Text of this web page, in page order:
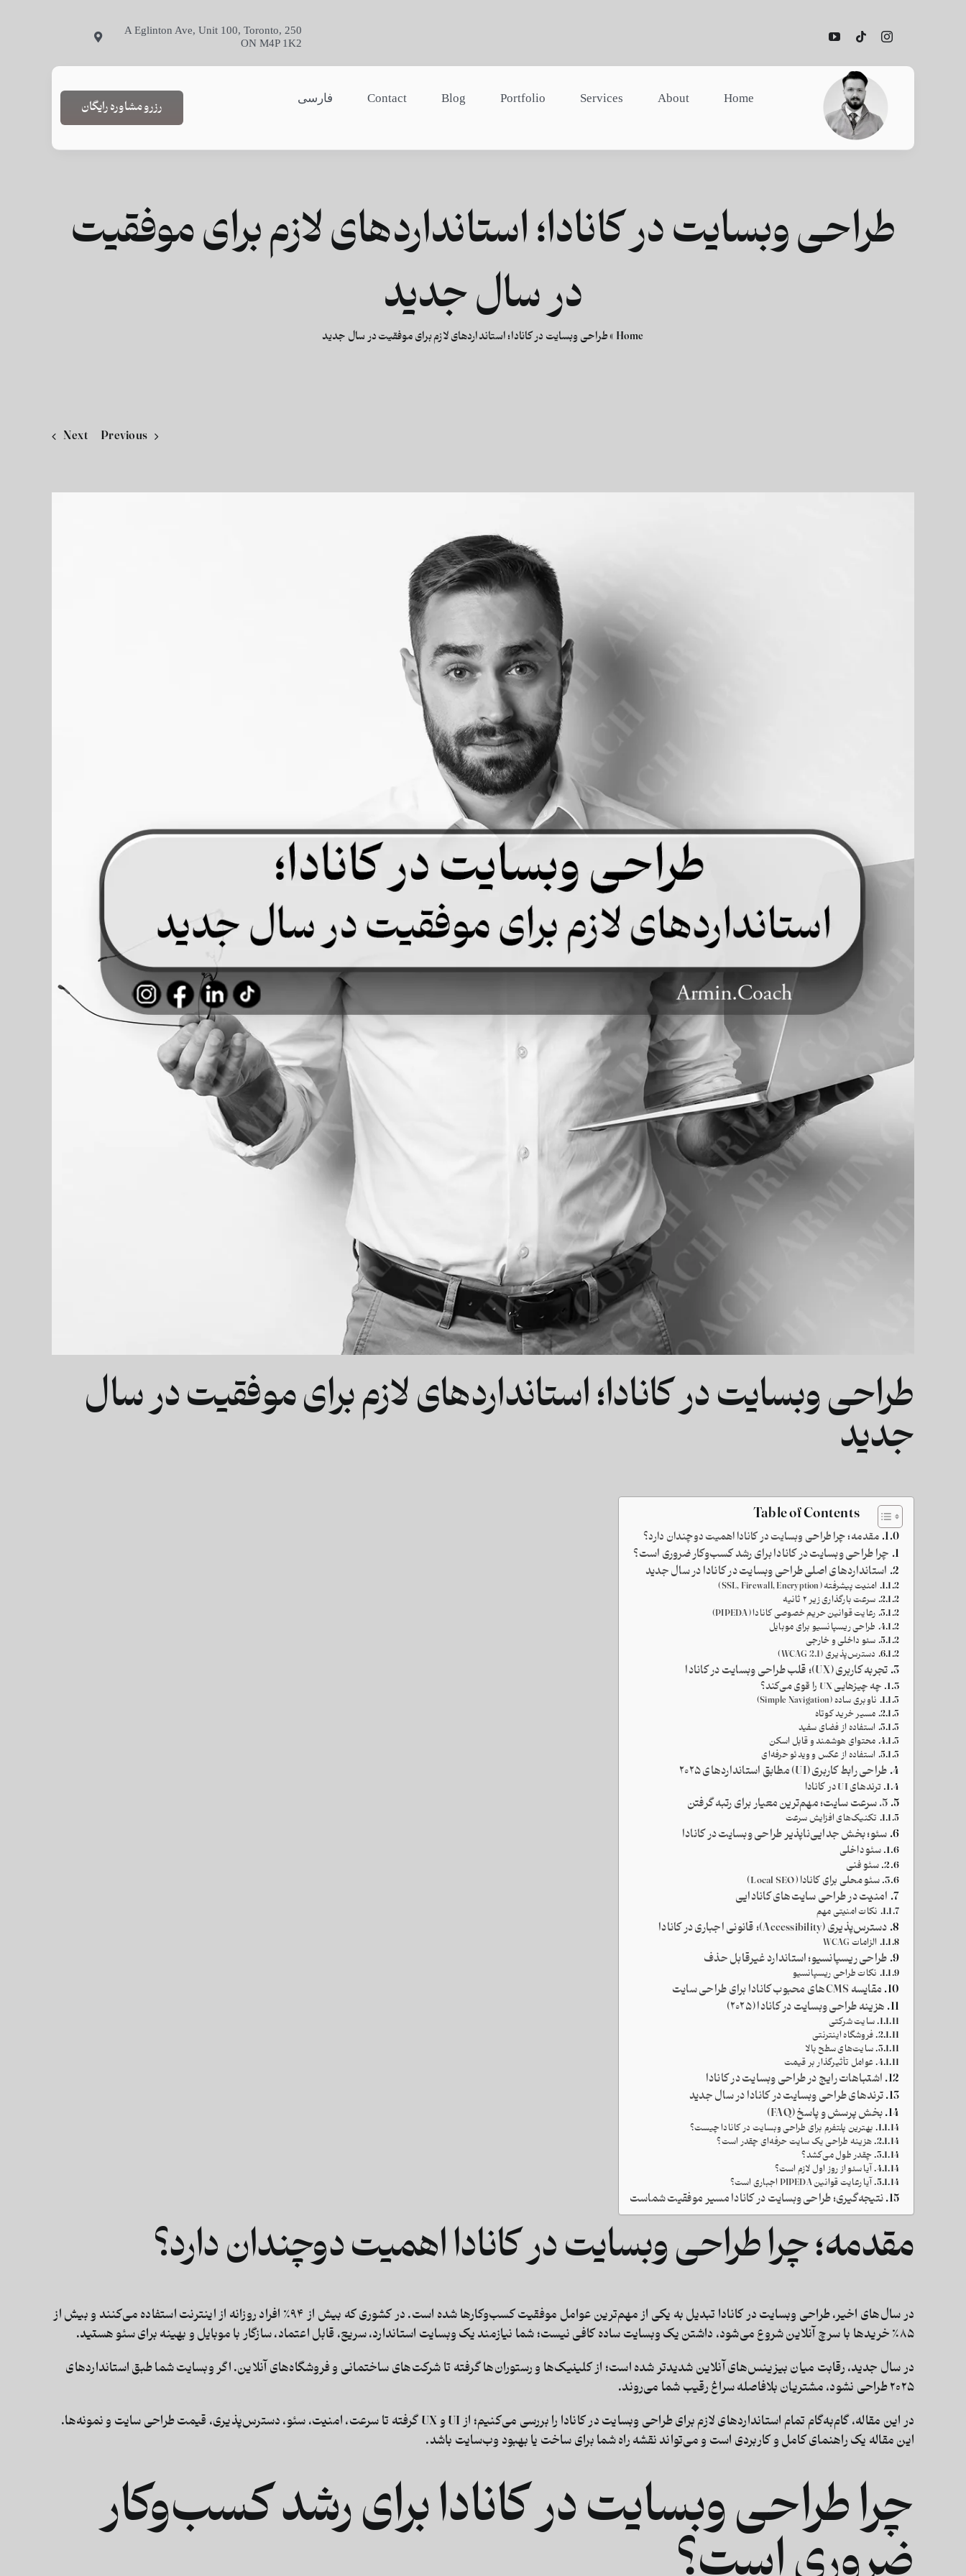
250 A Eglinton Ave, Unit 100, Toronto,
ON M4P 1K2
Home
About
Services
Portfolio
Blog
Contact فارسی
رزرو مشاوره رایگان
طراحی وبسایت در کانادا؛ استانداردهای لازم برای موفقیت
در سال جدید
Home
»طراحی وبسایت در کانادا؛ استانداردهای لازم برای موفقیت در سال جدید
Previous
Next
طراحی وبسایت در کانادا؛ استانداردهای لازم برای موفقیت در سال
جدید
Table of Contents
مقدمه؛ چرا طراحی وبسایت در کانادا اهمیت دوچندان دارد؟
چرا طراحی وبسایت در کانادا برای رشد کسب‌وکار ضروری است؟
استانداردهای اصلی طراحی وبسایت در کانادا در سال جدید
امنیت پیشرفته (SSL, Firewall, Encryption)
سرعت بارگذاری زیر ۲ ثانیه
رعایت قوانین حریم خصوصی کانادا (PIPEDA)
طراحی ریسپانسیو برای موبایل
سئو داخلی و خارجی
دسترس‌پذیری (WCAG 2.1)
تجربه کاربری (UX)؛ قلب طراحی وبسایت در کانادا
چه چیزهایی UX را قوی می‌کند؟
ناوبری ساده (Simple Navigation)
مسیر خرید کوتاه
استفاده از فضای سفید
محتوای هوشمند و قابل اسکن
استفاده از عکس و ویدئو حرفه‌ای
طراحی رابط کاربری (UI) مطابق استانداردهای ۲۰۲۵
ترندهای UI در کانادا
5. سرعت سایت؛ مهم‌ترین معیار برای رتبه گرفتن
تکنیک‌های افزایش سرعت
سئو؛ بخش جدایی‌ناپذیر طراحی وبسایت در کانادا
سئو داخلی
سئو فنی
سئو محلی برای کانادا (Local SEO)
امنیت در طراحی سایت‌های کانادایی
نکات امنیتی مهم
دسترس‌پذیری (Accessibility)؛ قانونی اجباری در کانادا
الزامات WCAG
طراحی ریسپانسیو؛ استاندارد غیرقابل حذف
نکات طراحی ریسپانسیو
مقایسه CMSهای محبوب کانادا برای طراحی سایت
هزینه طراحی وبسایت در کانادا (۲۰۲۵)
سایت شرکتی
فروشگاه اینترنتی
سایت‌های سطح بالا
عوامل تأثیرگذار بر قیمت
اشتباهات رایج در طراحی وبسایت در کانادا
ترندهای طراحی وبسایت در کانادا در سال جدید
بخش پرسش و پاسخ (FAQ)
بهترین پلتفرم برای طراحی وبسایت در کانادا چیست؟
هزینه طراحی یک سایت حرفه‌ای چقدر است؟
چقدر طول می‌کشد؟
آیا سئو از روز اول لازم است؟
آیا رعایت قوانین PIPEDA اجباری است؟
نتیجه‌گیری؛ طراحی وبسایت در کانادا مسیر موفقیت شماست
مقدمه؛ چرا طراحی وبسایت در کانادا اهمیت دوچندان دارد؟
در سال‌های اخیر،طراحی وبسایت در کانادا
تبدیل به یکی از مهم‌ترین عوامل موفقیت کسب‌وکارها شده است. در کشوری که بیش از ۹۴٪ افراد روزانه از اینترنت استفاده می‌کنند و بیش از
۸۵٪ خریدها با سرچ آنلاین شروع می‌شود، داشتن یک وبسایت ساده کافی نیست؛ شما نیازمند یک وبسایت
استاندارد، سریع، قابل اعتماد، سازگار با موبایل و بهینه برای سئوهستید.
در سال جدید، رقابت میان بیزینس‌های آنلاین شدیدتر شده است؛ از کلینیک‌ها و رستوران‌ها گرفته تا شرکت‌های ساختمانی و فروشگاه‌های آنلاین. اگر وبسایت شما طبق استانداردهای
۲۰۲۵ طراحی نشود، مشتریان بلافاصله سراغ رقیب شما می‌روند.
در این مقاله، گام‌به‌گام تمام استانداردهای لازم برای طراحی وبسایت در کانادا را بررسی می‌کنیم؛ از UI و UX گرفته تا سرعت، امنیت، سئو، دسترس‌پذیری، قیمت طراحی سایت و نمونه‌ها.
این مقاله یک راهنمای کامل و کاربردی است و می‌تواند نقشه راه شما برای ساخت یا بهبود وب‌سایت باشد.
چرا طراحی وبسایت در کانادا برای رشد کسب‌وکار